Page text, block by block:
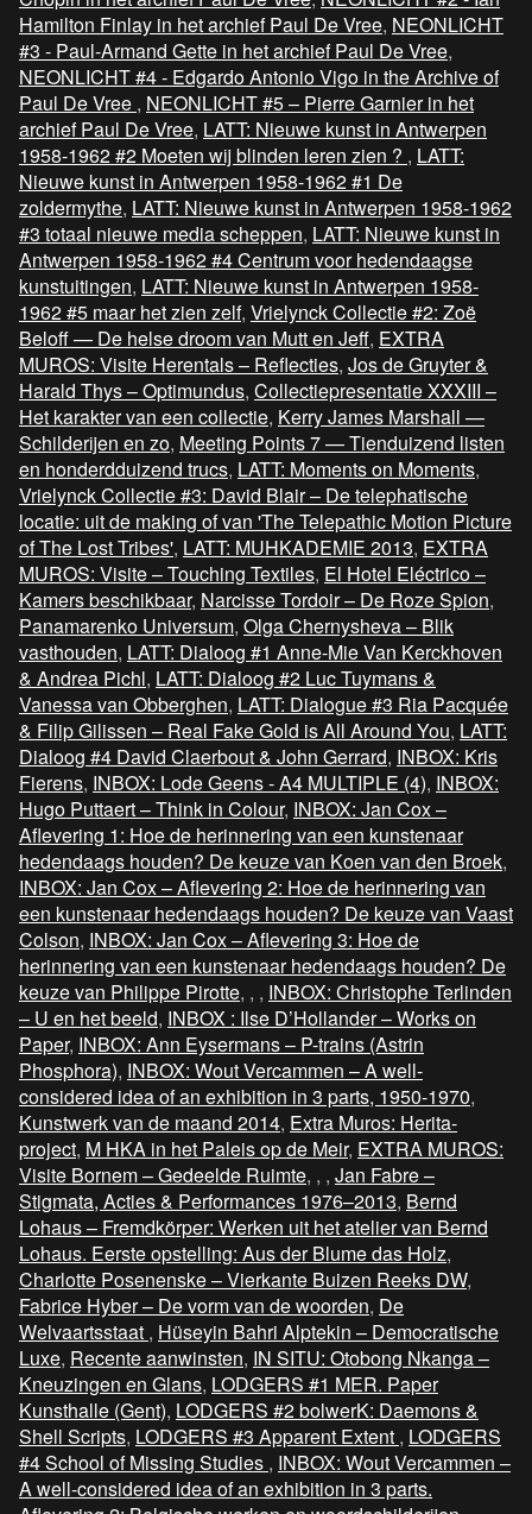
Hamilton Finlay in het archief Paul De Vree, NEONLICHT
#3 - Paul-Armand Gette in het archief Paul De Vree,
NEONLICHT #4 - Edgardo Antonio Vigo in the Archive of
Paul De Vree , NEONLICHT #5 – Pierre Garnier in het
archief Paul De Vree, LATT: Nieuwe kunst in Antwerpen
1958-1962 #2 Moeten wij blinden leren zien ? , LATT:
Nieuwe kunst in Antwerpen 1958-1962 #1 De
zoldermythe, LATT: Nieuwe kunst in Antwerpen 1958-1962
#3 totaal nieuwe media scheppen, LATT: Nieuwe kunst in
Antwerpen 1958-1962 #4 Centrum voor hedendaagse
kunstuitingen, LATT: Nieuwe kunst in Antwerpen 1958-
1962 #5 maar het zien zelf, Vrielynck Collectie #2: Zoë
Beloff — De helse droom van Mutt en Jeff, EXTRA
MUROS: Visite Herentals – Reflecties, Jos de Gruyter &
Harald Thys – Optimundus, Collectiepresentatie XXXIII –
Het karakter van een collectie, Kerry James Marshall —
Schilderijen en zo, Meeting Points 7 — Tienduizend listen
en honderdduizend trucs, LATT: Moments on Moments,
Vrielynck Collectie #3: David Blair – De telephatische
locatie: uit de making of van 'The Telepathic Motion Picture
of The Lost Tribes', LATT: MUHKADEMIE 2013, EXTRA
MUROS: Visite – Touching Textiles, El Hotel Eléctrico –
Kamers beschikbaar, Narcisse Tordoir – De Roze Spion,
Panamarenko Universum, Olga Chernysheva – Blik
vasthouden, LATT: Dialoog #1 Anne-Mie Van Kerckhoven
& Andrea Pichl, LATT: Dialoog #2 Luc Tuymans &
Vanessa van Obberghen, LATT: Dialogue #3 Ria Pacquée
& Filip Gilissen – Real Fake Gold is All Around You, LATT:
Dialoog #4 David Claerbout & John Gerrard, INBOX: Kris
Fierens, INBOX: Lode Geens - A4 MULTIPLE (4), INBOX:
Hugo Puttaert – Think in Colour, INBOX: Jan Cox –
Aflevering 1: Hoe de herinnering van een kunstenaar
hedendaags houden? De keuze van Koen van den Broek,
INBOX: Jan Cox – Aflevering 2: Hoe de herinnering van
een kunstenaar hedendaags houden? De keuze van Vaast
Colson, INBOX: Jan Cox – Aflevering 3: Hoe de
herinnering van een kunstenaar hedendaags houden? De
keuze van Philippe Pirotte, , , INBOX: Christophe Terlinden
– U en het beeld, INBOX : Ilse D’Hollander – Works on
Paper, INBOX: Ann Eysermans – P-trains (Astrin
Phosphora), INBOX: Wout Vercammen – A well-
considered idea of an exhibition in 3 parts, 1950-1970,
Kunstwerk van de maand 2014, Extra Muros: Herita-
project, M HKA in het Paleis op de Meir, EXTRA MUROS:
Visite Bornem – Gedeelde Ruimte, , , Jan Fabre –
Stigmata, Acties & Performances 1976–2013, Bernd
Lohaus – Fremdkörper: Werken uit het atelier van Bernd
Lohaus. Eerste opstelling: Aus der Blume das Holz,
Charlotte Posenenske – Vierkante Buizen Reeks DW,
Fabrice Hyber – De vorm van de woorden, De
Welvaartsstaat , Hüseyin Bahri Alptekin – Democratische
Luxe, Recente aanwinsten, IN SITU: Otobong Nkanga –
Kneuzingen en Glans, LODGERS #1 MER. Paper
Kunsthalle (Gent), LODGERS #2 bolwerK: Daemons &
Shell Scripts, LODGERS #3 Apparent Extent , LODGERS
#4 School of Missing Studies , INBOX: Wout Vercammen –
A well-considered idea of an exhibition in 3 parts.